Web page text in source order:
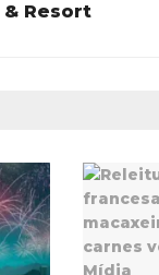
& Resort